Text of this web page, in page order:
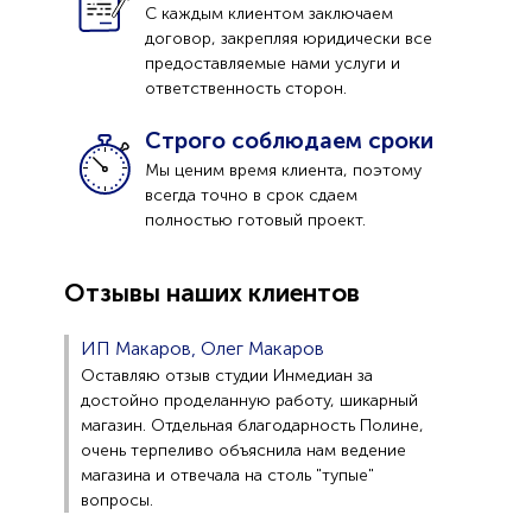
С каждым клиентом заключаем
договор, закрепляя юридически все
предоставляемые нами услуги и
ответственность сторон.
Строго соблюдаем сроки
Мы ценим время клиента, поэтому
всегда точно в срок сдаем
полностью готовый проект.
Отзывы наших клиентов
ИП Макаров, Олег Макаров
Оставляю отзыв студии Инмедиан за
достойно проделанную работу, шикарный
магазин. Отдельная благодарность Полине,
очень терпеливо объяснила нам ведение
магазина и отвечала на столь "тупые"
вопросы.